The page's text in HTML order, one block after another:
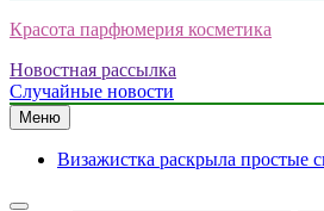
Красота парфюмерия косметика
Новостная рассылка
Случайные новости
Меню
Визажистка раскрыла простые